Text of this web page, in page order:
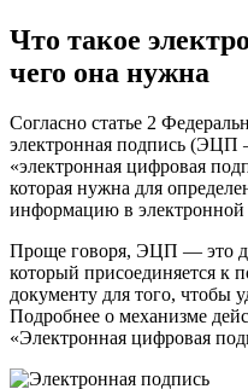
Что такое
чего она нужна
Согласно статье 2
электронная подпись (ЭЦП
«электронная цифровая
которая нужна для
информацию в электронной
Проще говоря, ЭЦП — это
который присоединяется к
документу для того, чтобы
Подробнее о механизме
«Электронная цифровая